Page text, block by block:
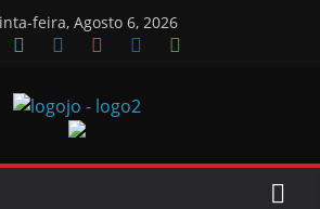
feira, Agosto 6, 2026
Jornal